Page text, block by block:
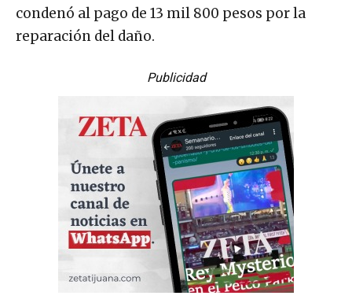
condenó al pago de 13 mil 800 pesos por la
reparación del daño.
Publicidad